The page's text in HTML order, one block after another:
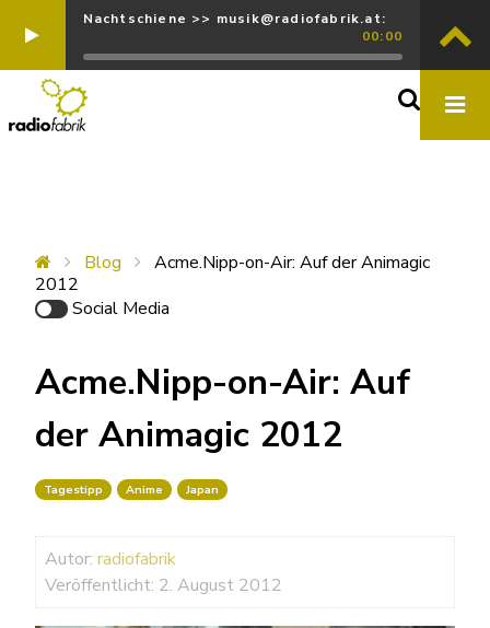
Nachtschiene >> musik@radiofabrik.at:
00:00
Blog
Acme.Nipp-on-Air: Auf der Animagic
2012
Social Media
Acme.Nipp-on-Air: Auf
der Animagic 2012
Tagestipp Anime Japan
Autor: radiofabrik
Veröffentlicht: 2. August 2012